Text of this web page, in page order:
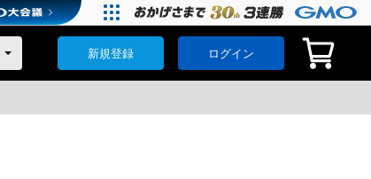
新規登録 ログイン